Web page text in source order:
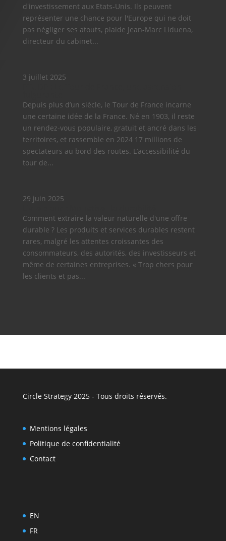
d'investissement aux Etats-Unis. Ils peuvent
représenter une chance pour l'Europe qui ne doit
pas négliger ses atouts, plaide Jean-Marc Liduena,
directeur du cabinet...
3 juillet 2025
Depuis plus d’un siècle, le Tour de France incarne
une certaine idée de la France. Né en 1903, il reste
un rendez-vous populaire, gratuit et ancré dans les
territoires, et rassemble en 2024 17 millions de
spectateurs au bord des routes. L’accessibilité du
tour de...
29 juin 2025
Comment extraire la valeur naturelle d'une offre
durable ? Les produits et services durables restent
rares, malgré les attentes croissantes des
consommateurs, des autorités, des investisseurs et
même de certaines entreprises. « Trop chers pour
les clients et pas...
Circle Strategy 2025 - Tous droits réservés.
Mentions légales
Politique de confidentialité
Contact
EN
FR